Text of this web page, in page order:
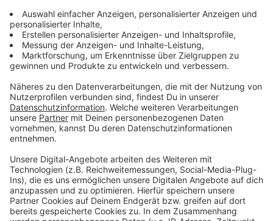
Video-Service zu laden!
Wir verwenden einen Service eines
Drittanbieters, um Videoinhalte
einzubetten. Dieser Service kann
Daten zu Ihren Aktivitäten
sammeln. Bitte lesen Sie die
Details durch und stimmen Sie der
Nutzung des Service zu, um dieses
Mehr Informationen
Akzeptieren
Post Malone - Only Wanna Be With You
Anzeige